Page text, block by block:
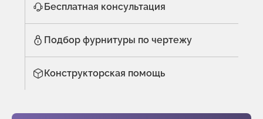
Бесплатная консультация
Подбор фурнитуры по чертежу
Конструкторская помощь